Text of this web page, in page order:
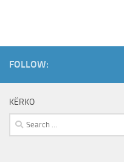
FOLLOW:
KËRKO
Search
for: